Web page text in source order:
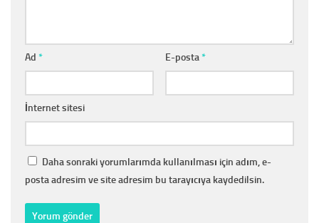
Ad * E-posta*
İnternet sitesi
Daha sonraki yorumlarımda kullanılması için adım, e-
posta adresim ve site adresim bu tarayıcıya kaydedilsin.